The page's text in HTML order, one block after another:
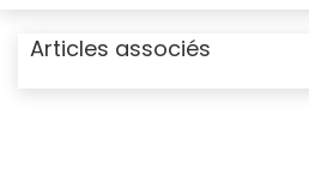
Articles associés